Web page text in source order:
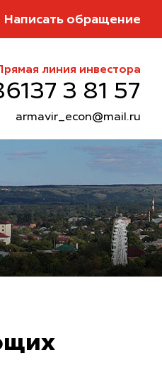
Написать обращение
линия инвестора
3 81 57
armavir_econ@mail.ru